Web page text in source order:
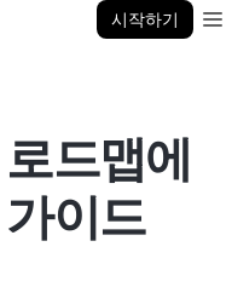
시작하기
드맵에
이드